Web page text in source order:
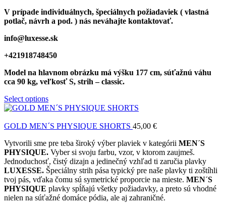
V prípade individuálnych, špeciálnych požiadaviek ( vlastná
potlač, návrh a pod. ) nás neváhajte kontaktovať.
info@luxesse.sk
+421918748450
Model na hlavnom obrázku má výšku 177 cm, súťažnú váhu
cca 90 kg, veľkosť S, strih – classic.
Select options
GOLD MEN´S PHYSIQUE SHORTS 45,00 €
Vytvorili sme pre teba široký výber plaviek v kategórii MEN´S
PHYSIQUE. Vyber si svoju farbu, vzor, v ktorom zaujmeš.
Jednoduchosť, čistý dizajn a jedinečný vzhľad ti zaručia plavky
LUXESSE. Špeciálny strih pása typický pre naše plavky ti zoštíhli
tvoj pás, vďaka čomu sú symetrické proporcie na mieste. MEN´S
PHYSIQUE plavky spĺňajú všetky požiadavky, a preto sú vhodné
nielen na súťažné domáce pódia, ale aj zahraničné.